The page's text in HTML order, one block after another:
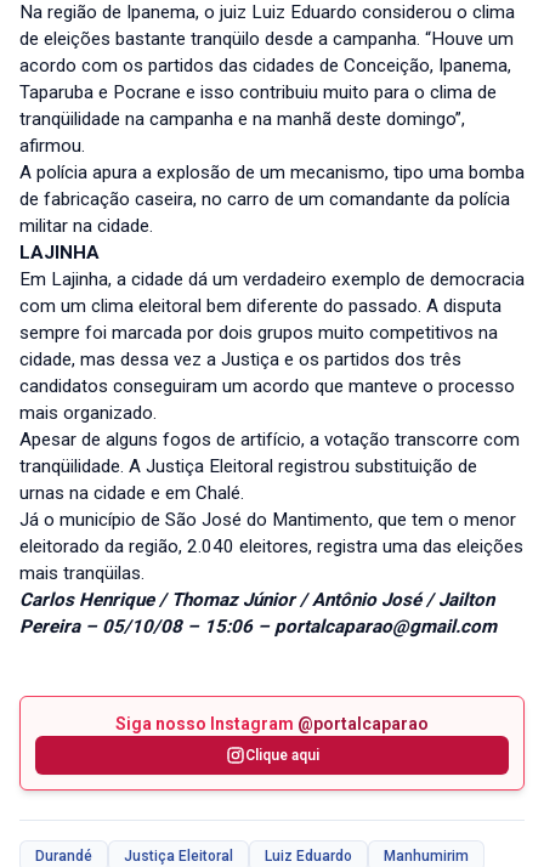
Na região de Ipanema, o juiz Luiz Eduardo considerou o clima
de eleições bastante tranqüilo desde a campanha. “Houve um
acordo com os partidos das cidades de Conceição, Ipanema,
Taparuba e Pocrane e isso contribuiu muito para o clima de
tranqüilidade na campanha e na manhã deste domingo”,
afirmou.
A polícia apura a explosão de um mecanismo, tipo uma bomba
de fabricação caseira, no carro de um comandante da polícia
militar na cidade.
LAJINHA
Em Lajinha, a cidade dá um verdadeiro exemplo de democracia
com um clima eleitoral bem diferente do passado. A disputa
sempre foi marcada por dois grupos muito competitivos na
cidade, mas dessa vez a Justiça e os partidos dos três
candidatos conseguiram um acordo que manteve o processo
mais organizado.
Apesar de alguns fogos de artifício, a votação transcorre com
tranqüilidade. A Justiça Eleitoral registrou substituição de
urnas na cidade e em Chalé.
Já o município de São José do Mantimento, que tem o menor
eleitorado da região, 2.040 eleitores, registra uma das eleições
mais tranqüilas.
Carlos Henrique / Thomaz Júnior / Antônio José / Jailton
Pereira – 05/10/08 – 15:06 – portalcaparao@gmail.com
Siga nosso Instagram @portalcaparao
Clique aqui
Durandé Justiça Eleitoral Luiz Eduardo
Manhumirim